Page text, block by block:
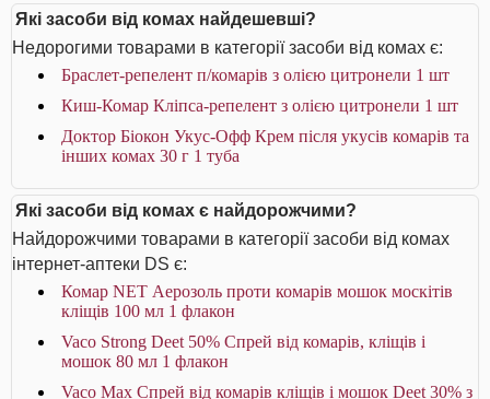
Які засоби від комах найдешевші?
Недорогими товарами в категорії засоби від комах є:
Браслет-репелент п/комарів з олією цитронели 1 шт
Киш-Комар Кліпса-репелент з олією цитронели 1 шт
Доктор Біокон Укус-Офф Крем після укусів комарів та
інших комах 30 г 1 туба
Які засоби від комах є найдорожчими?
Найдорожчими товарами в категорії засоби від комах
інтернет-аптеки DS є:
Комар NET Аерозоль проти комарів мошок москітів
кліщів 100 мл 1 флакон
Vaco Strong Deet 50% Спрей від комарів, кліщів і
мошок 80 мл 1 флакон
Vaco Max Спрей від комарів кліщів і мошок Deet 30% з